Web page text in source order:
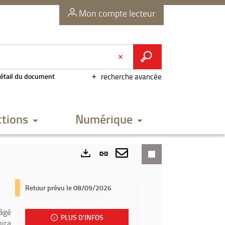
Mon compte lecteur
recherche avancée
du document
Numérique
Lien
permanent
fenêtre)
Envoyer
mail
Retour prévu le 08/09/2026
PLUS D'INFOS